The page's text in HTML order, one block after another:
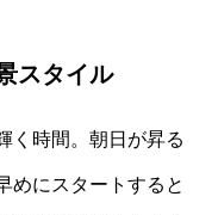
スタイル
く時間。朝日が昇る
めにスタートすると